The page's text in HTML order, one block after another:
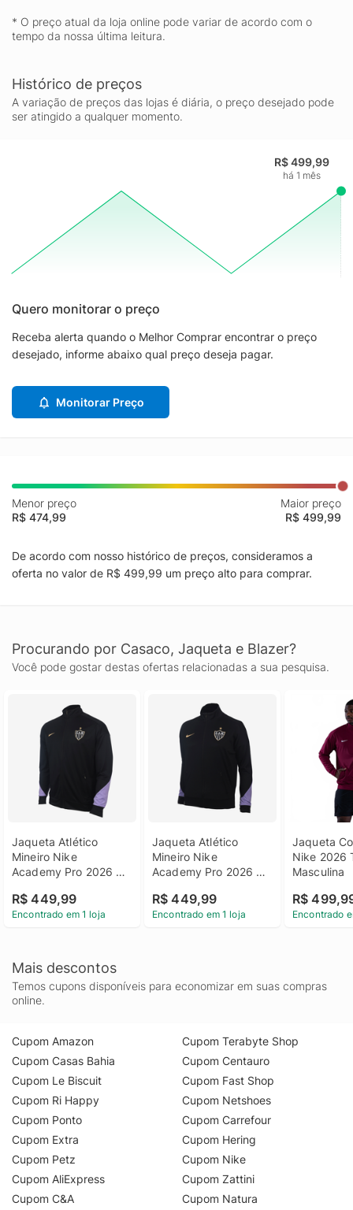
* O preço atual da loja online pode variar de acordo com o
tempo da nossa última leitura.
Histórico de preços
A variação de preços das lojas é diária, o preço desejado pode
ser atingido a qualquer momento.
R$ 499,99
há 1 mês
Quero monitorar o preço
Receba alerta quando o Melhor Comprar encontrar o preço
desejado, informe abaixo qual preço deseja pagar.
Monitorar Preço
Menor preço
R$ 474,99
Maior preço
R$ 499,99
De acordo com nosso histórico de preços, consideramos a
oferta no valor de R$ 499,99 um preço alto para comprar.
Procurando por Casaco, Jaqueta e Blazer?
Você pode gostar destas ofertas relacionadas a sua pesquisa.
Jaqueta Atlético
Mineiro Nike
Academy Pro 2026
R$ 449,99
Encontrado em 1 loja
Jaqueta Atlético
Mineiro Nike
Academy Pro 2026
R$ 449,99
Encontrado em 1 loja
Jaqueta
Nike 2026
Masculina
R$
Encontrado
Mais descontos
Temos cupons disponíveis para economizar em suas compras
online.
Cupom Amazon
Cupom Casas Bahia
Cupom Le Biscuit
Cupom Ri Happy
Cupom Ponto
Cupom Extra
Cupom Petz
Cupom AliExpress
Cupom C&A
Cupom Terabyte Shop
Cupom Centauro
Cupom Fast Shop
Cupom Netshoes
Cupom Carrefour
Cupom Hering
Cupom Nike
Cupom Zattini
Cupom Natura